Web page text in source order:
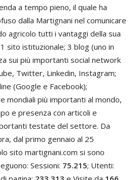
a tempo pieno, il quale ha
dalla Martignani nel comunicare
agricolo tutti i vantaggi della sua
sito istituzionale; 3 blog (uno in
sui più importanti social network
Twitter, Linkedin, Instagram;
(Google e Facebook);
mondiali più importanti al mondo,
e presenza con articoli e
testate del settore. Da
dal primo gennaio al 25
sito martignani.com si sono
Sessioni: 75.215; Utenti: